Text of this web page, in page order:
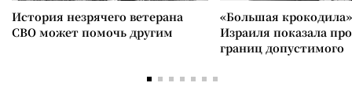
История незрячего ветерана
СВО может помочь другим
«Большая
Израиля показала
границ допустимого